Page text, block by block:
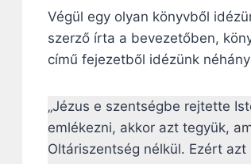
Végül egy olyan könyvből
szerző írta a bevezetőben,
című fejezetből idézünk
„Jézus e szentségbe rejtette
emlékezni, akkor azt tegyük,
Oltáriszentség nélkül. Ezért